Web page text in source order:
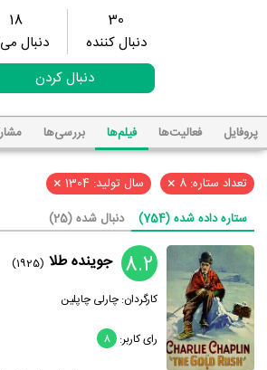
30
دنبال کننده
18
دنبال
دنبال کردن
پروفایل فعالیت‌ها فیلم‌ها بررسی‌ها
تعداد ستاره: 8 × سال تولید: 1304 ×
ستاره داده شده (754) دنبال شده (25)
8.2 جوینده طلا (1925)
کارگردان:چارلی چاپلین
رای کاربر: 8